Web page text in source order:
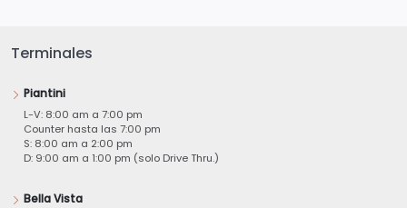
Terminales
Piantini
L-V: 8:00 am a 7:00 pm
Counter hasta las 7:00 pm
S: 8:00 am a 2:00 pm
D: 9:00 am a 1:00 pm (solo Drive Thru.)
Bella Vista